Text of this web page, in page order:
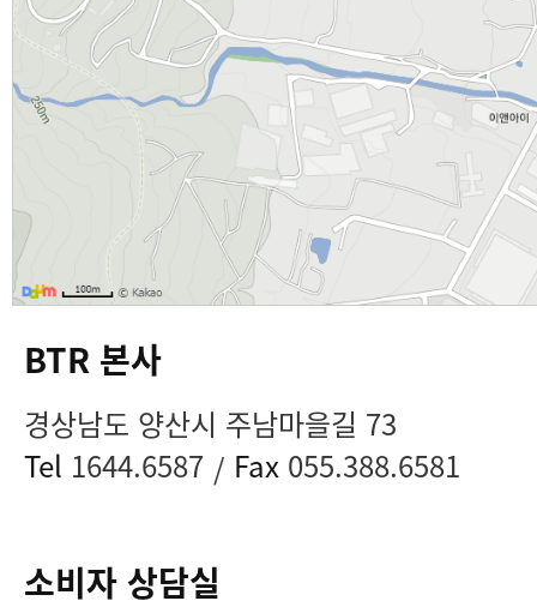
BTR 본사
경상남도 양산시 주남마을길 73
Tel 1644.6587 / Fax 055.388.6581
소비자 상담실